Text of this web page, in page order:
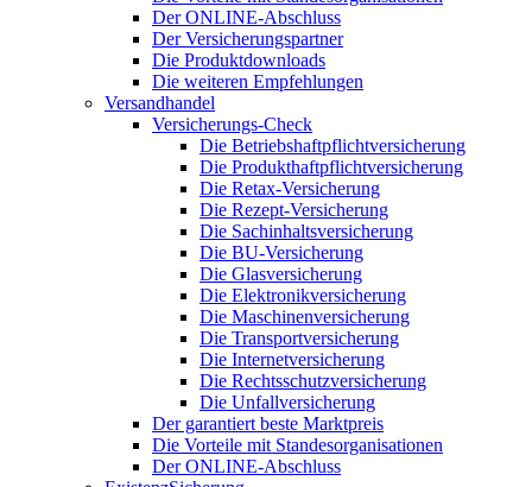
Der ONLINE-Abschluss
Der Versicherungspartner
Die Produktdownloads
Die weiteren Empfehlungen
Versandhandel
Versicherungs-Check
Die Betriebshaftpflichtversicherung
Die Produkthaftpflichtversicherung
Die Retax-Versicherung
Die Rezept-Versicherung
Die Sachinhaltsversicherung
Die BU-Versicherung
Die Glasversicherung
Die Elektronikversicherung
Die Maschinenversicherung
Die Transportversicherung
Die Internetversicherung
Die Rechtsschutzversicherung
Die Unfallversicherung
Der garantiert beste Marktpreis
Die Vorteile mit Standesorganisationen
Der ONLINE-Abschluss